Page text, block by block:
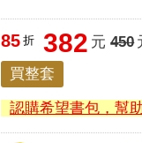
85 折 382 元 450
買整套
認購希望書包，幫